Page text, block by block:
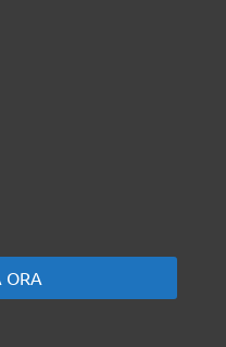
ORA